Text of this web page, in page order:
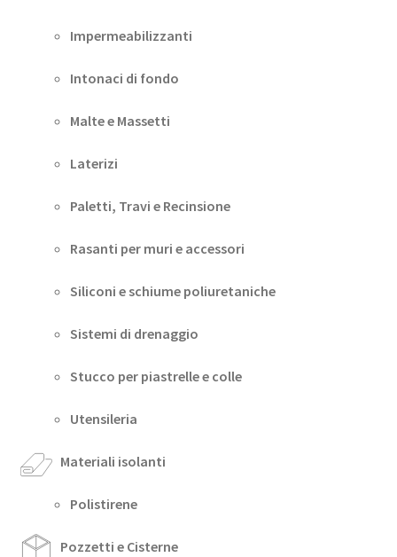
Impermeabilizzanti
Intonaci di fondo
Malte e Massetti
Laterizi
Paletti, Travi e Recinsione
Rasanti per muri e accessori
Siliconi e schiume poliuretaniche
Sistemi di drenaggio
Stucco per piastrelle e colle
Utensileria
Materiali isolanti
Polistirene
Pozzetti e Cisterne